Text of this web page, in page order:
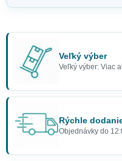
Veľký výber
Veľký výber: Viac
Rýchle
Objednávky do